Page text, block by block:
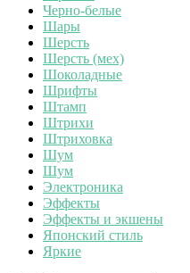
Черно-белые
Шары
Шерсть
Шерсть (мех)
Шоколадные
Шрифты
Штамп
Штрихи
Штриховка
Шум
Шум
Электроника
Эффекты
Эффекты и экшены
Японский стиль
Яркие